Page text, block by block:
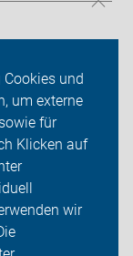
und
um externe
für
Klicken auf
wir